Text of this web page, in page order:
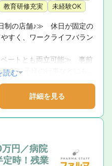
教育研修充実 未経験OK
制の店舗♪≫　休日が固定の
すく、ワークライフバラン
ートとも両立可能≫　事前
、お子様の行事などにもお
歓迎≫　これから住み慣れ
い方、地域の方々に医療サ
あなたのなりたい薬剤師像
読む
詳細を見る
円／病院
時！残業